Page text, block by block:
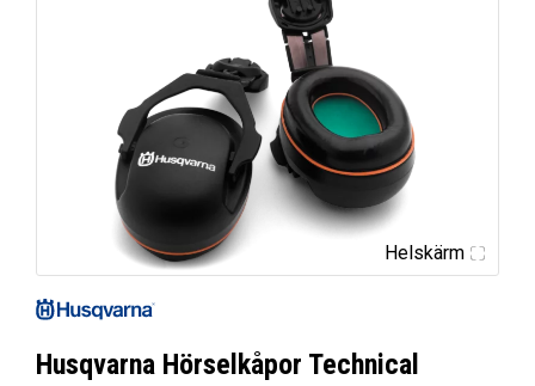
Helskärm
Husqvarna Hörselkåpor Technical